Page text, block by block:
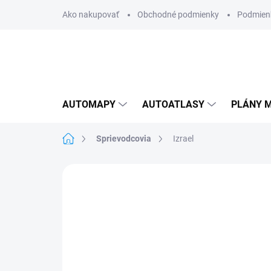
Ako nakupovať Obchodné podmienky
AUTOMAPY AUTOATLASY PLÁNY
DomovSprievodcovia Izrael